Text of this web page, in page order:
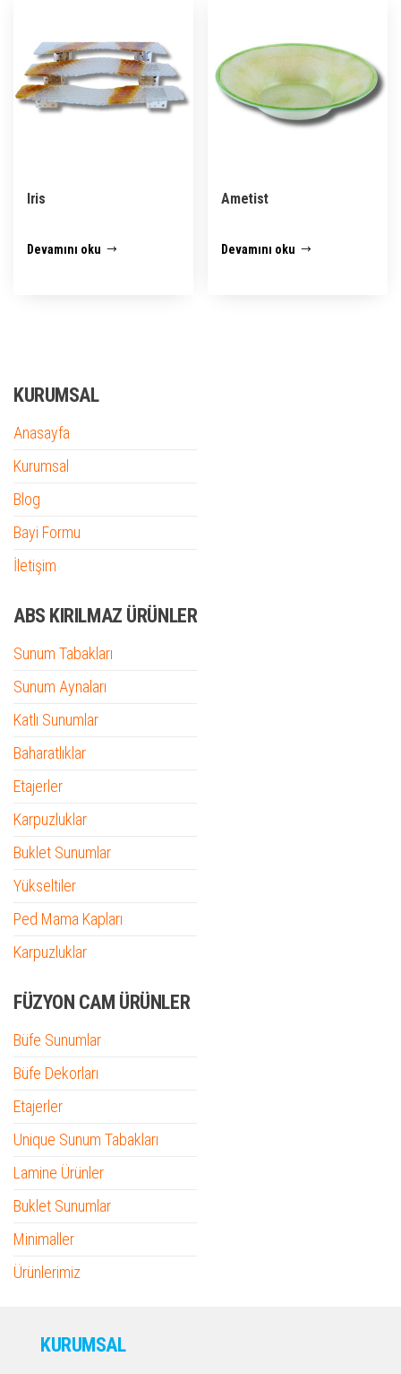
Iris
Devamını oku
Ametist
Devamını oku
KURUMSAL
Anasayfa
Kurumsal
Blog
Bayi Formu
İletişim
ABS KIRILMAZ ÜRÜNLER
Sunum Tabakları
Sunum Aynaları
Katlı Sunumlar
Baharatlıklar
Etajerler
Karpuzluklar
Buklet Sunumlar
Yükseltiler
Ped Mama Kapları
Karpuzluklar
FÜZYON CAM ÜRÜNLER
Büfe Sunumlar
Büfe Dekorları
Etajerler
Unique Sunum Tabakları
Lamine Ürünler
Buklet Sunumlar
Minimaller
Ürünlerimiz
KURUMSAL